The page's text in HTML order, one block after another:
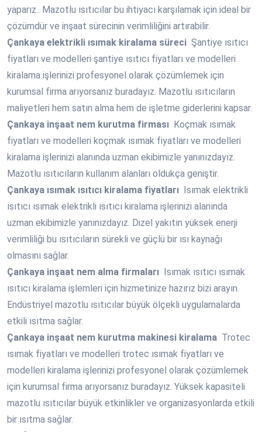
yaparız.. Mazotlu ısıtıcılar bu ihtiyacı karşılamak için ideal bir
çözümdür ve inşaat sürecinin verimliliğini artırabilir.
Çankaya elektrikli ısımak kiralama süreci Şantiye ısıtıcı
fiyatları ve modelleri şantiye ısıtıcı fiyatları ve modelleri
kiralama işlerinizi profesyonel olarak çözümlemek için
kurumsal firma arıyorsanız buradayız. Mazotlu ısıtıcıların
maliyetleri hem satın alma hem de işletme giderlerini kapsar.
Çankaya inşaat nem kurutma firması Koçmak ısımak
fiyatları ve modelleri koçmak ısımak fiyatları ve modelleri
kiralama işlerinizi alanında uzman ekibimizle yanınızdayız.
Mazotlu ısıtıcıların kullanım alanları oldukça geniştir.
Çankaya ısımak ısıtıcı kiralama fiyatları
Isımak elektrikli
ısıtıcı ısımak elektrikli ısıtıcı kiralama işlerinizi alanında
uzman ekibimizle yanınızdayız. Dizel yakıtın yüksek enerji
verimliliği bu ısıtıcıların sürekli ve güçlü bir ısı kaynağı
olmasını sağlar.
Çankaya inşaat nem alma firmaları
Isımak ısıtıcı ısımak
ısıtıcı kiralama işlemleri için hizmetinize hazırız bizi arayın.
Endüstriyel mazotlu ısıtıcılar büyük ölçekli uygulamalarda
etkili ısıtma sağlar.
Çankaya inşaat nem kurutma makinesi kiralama Trotec
ısımak fiyatları ve modelleri trotec ısımak fiyatları ve
modelleri kiralama işlerinizi profesyonel olarak çözümlemek
için kurumsal firma arıyorsanız buradayız. Yüksek kapasiteli
mazotlu ısıtıcılar büyük etkinlikler ve organizasyonlarda etkili
bir ısıtma sağlar.